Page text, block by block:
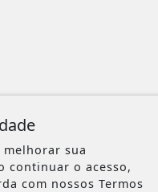
sua
continuar o acesso,
com nossos Termos